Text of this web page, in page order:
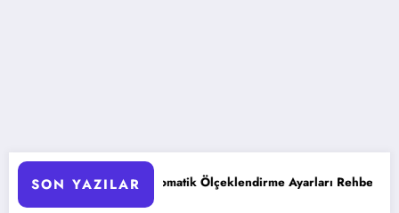
SON YAZILAR
AKS Pod Otomatik Ölçeklendirme Ayarları Rehberi